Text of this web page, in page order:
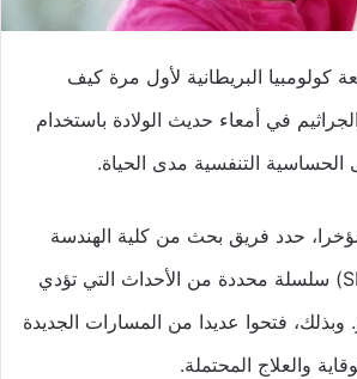
كولومبيا البريطانية لأول مرة كيف
في أمعاء حديث الولادة باستخدام
الحساسية التنفسية مدى الحياة.
حدد فريق بحث من كلية الهندسة
الطبية الحيوية (SBME) سلسلة محددة من الأحداث التي تؤدي
وبذلك، فتحوا عديدا من المسارات الجديدة
والعلاج المحتملة.